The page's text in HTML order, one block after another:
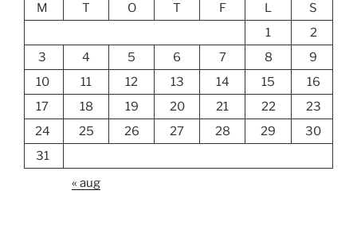
M
T O T F L
S
1
2
3
4 5 6 7 8
9
10
11 12 13 14 15
16
17
18 19 20 21 22
23
24
25 26 27 28 29
30
31
« aug